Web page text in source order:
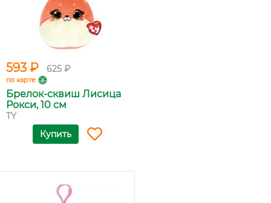
593 ₽ 625 ₽
по карте
Брелок-сквиш Лисица
Рокси, 10 см
TY
Купить